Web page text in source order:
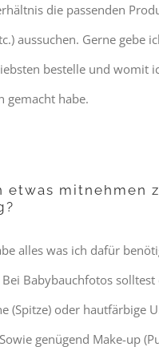
die passenden
aussuchen. Gerne gebe
bestelle und womit
gemacht habe.
etwas mitnehmen
alles was ich dafür
Babybauchfotos solltest
(Spitze) oder hautfärbige
genügend Make-up